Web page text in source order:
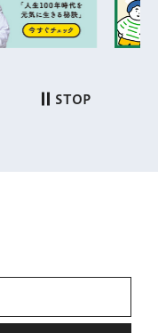
表示 次のスライドを表
STOP